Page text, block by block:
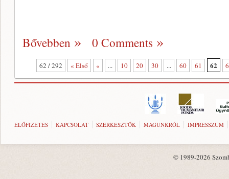
Bővebben 0 Comments
62 / 292 « Első « ... 10 20 30 ... 60 61 62
ELŐFIZETÉS KAPCSOLAT SZERKESZTŐK MAGUNKRÓL IMPRESSZUM
© 1989-2026